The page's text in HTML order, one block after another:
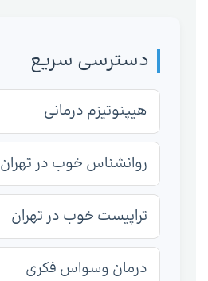
دسترسی سریع
هیپنوتیزم درمانی
روانشناس خوب در تهران
تراپیست خوب در تهران
درمان وسواس فکری